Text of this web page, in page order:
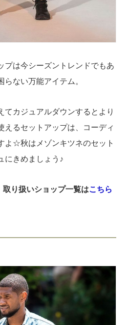
プは今シーズントレンドでもあ
らない万能アイテム。
てカジュアルダウンするとより
えるセットアップは、コーディ
よ☆秋はメゾンキツネのセット
にきめましょう♪
取り扱いショップ一覧はこちら